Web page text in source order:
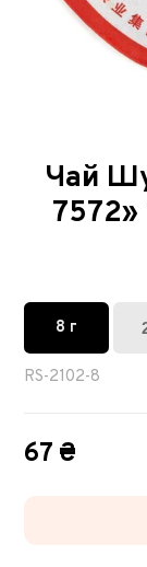
Чай
7572»
8 г
RS-2102-8
67 ₴